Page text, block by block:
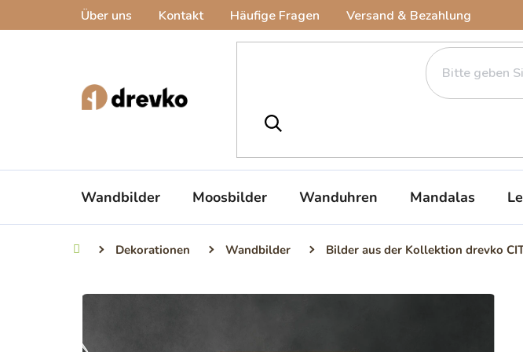
Über uns Kontakt Häufige Fragen Versand & Bezahlung
Wandbilder Moosbilder Wanduhren Mandalas
StartseiteDekorationen Wandbilder Bilder aus der Kollektion drevko